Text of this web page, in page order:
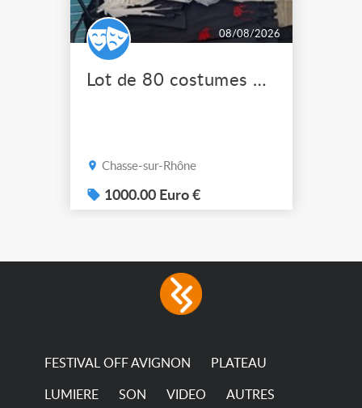
08/08/2026
Lot de 80 costumes de scène pro
Chasse-sur-Rhône
1000.00 Euro €
FESTIVAL OFF AVIGNON PLATEAU
LUMIERE SON VIDEO AUTRES